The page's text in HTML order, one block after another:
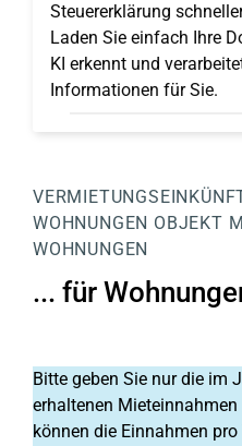
Steuererklärung
Laden Sie einfach Ihre
KI erkennt und
Informationen für Sie.
WOHNUNGEN OBJEKT
WOHNUNGEN
... für
Bitte geben Sie nur die im
erhaltenen
können die Einnahmen